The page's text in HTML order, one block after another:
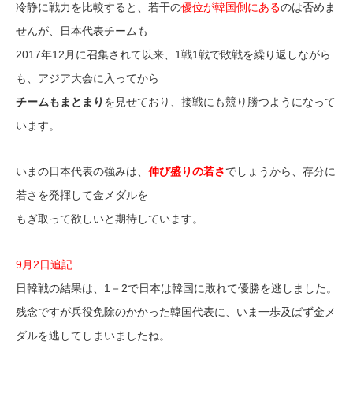
冷静に戦力を比較すると、若干の優位が韓国側にあるのは否めま
せんが、日本代表チームも
2017年12月に召集されて以来、1戦1戦で敗戦を繰り返しながら
も、アジア大会に入ってから
チームもまとまり を見せており、接戦にも競り勝つようになって
います。
いまの日本代表の強みは、 伸び盛りの若さでしょうから、存分に
若さを発揮して金メダルを
もぎ取って欲しいと期待しています。
9月2日追記
日韓戦の結果は、1－2で日本は韓国に敗れて優勝を逃しました。
残念ですが兵役免除のかかった韓国代表に、いま一歩及ばず金メ
ダルを逃してしまいましたね。